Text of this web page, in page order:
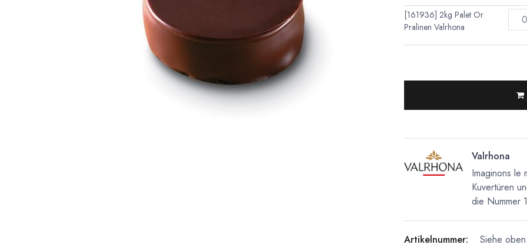
[161936] 2kg Palet Or
Pralinen Valrhona
Valrhona
Imaginons le
Kuvertüren
die Nummer
Artikelnummer:
Siehe